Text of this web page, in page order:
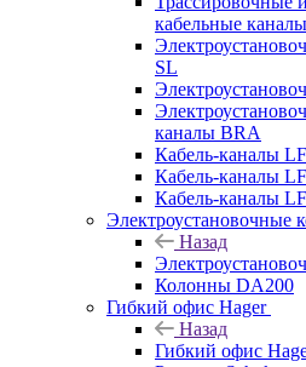
кабельные
SL
каналы BRA
Кабель-каналы
Кабель-каналы
Кабель-каналы
Электроустановочные
Назад
Колонны DA200
Гибкий офис Hager
Назад
Гибкий офис